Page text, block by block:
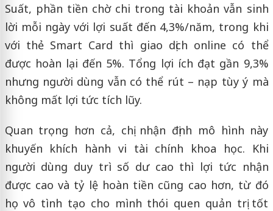
Suất, phần tiền chờ chi trong tài khoản vẫn sinh
lời mỗi ngày với lợi suất đến 4,3%/năm, trong khi
với thẻ Smart Card thì giao dịch online có thể
được hoàn lại đến 5%. Tổng lợi ích đạt gần 9,3%
nhưng người dùng vẫn có thể rút – nạp tùy ý mà
không mất lợi tức tích lũy.
Quan trọng hơn cả, chị nhận định mô hình này
khuyến khích hành vi tài chính khoa học. Khi
người dùng duy trì số dư cao thì lợi tức nhận
được cao và tỷ lệ hoàn tiền cũng cao hơn, từ đó
họ vô tình tạo cho mình thói quen quản trị tốt